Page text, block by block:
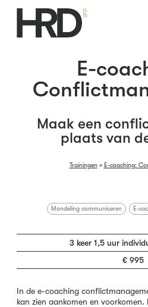
E-
Maak een
plaats van
Trainingen» E-coaching:
Mondeling communiceren E-
3 keer 1,5 uur
€ 995
In de e-coaching
kan zien aankomen en